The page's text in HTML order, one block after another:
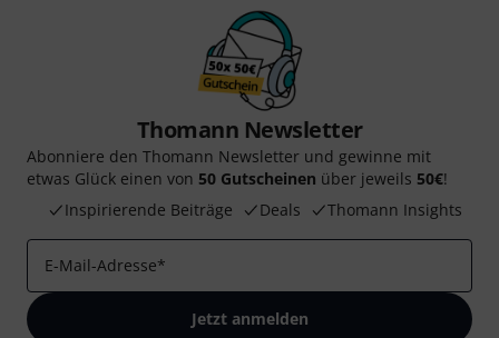
Thomann Newsletter
Abonniere den Thomann Newsletter und gewinne mit
etwas Glück einen von 50 Gutscheinen über jeweils 50€!
Inspirierende Beiträge
Deals Thomann Insights
E-Mail-Adresse*
Jetzt anmelden